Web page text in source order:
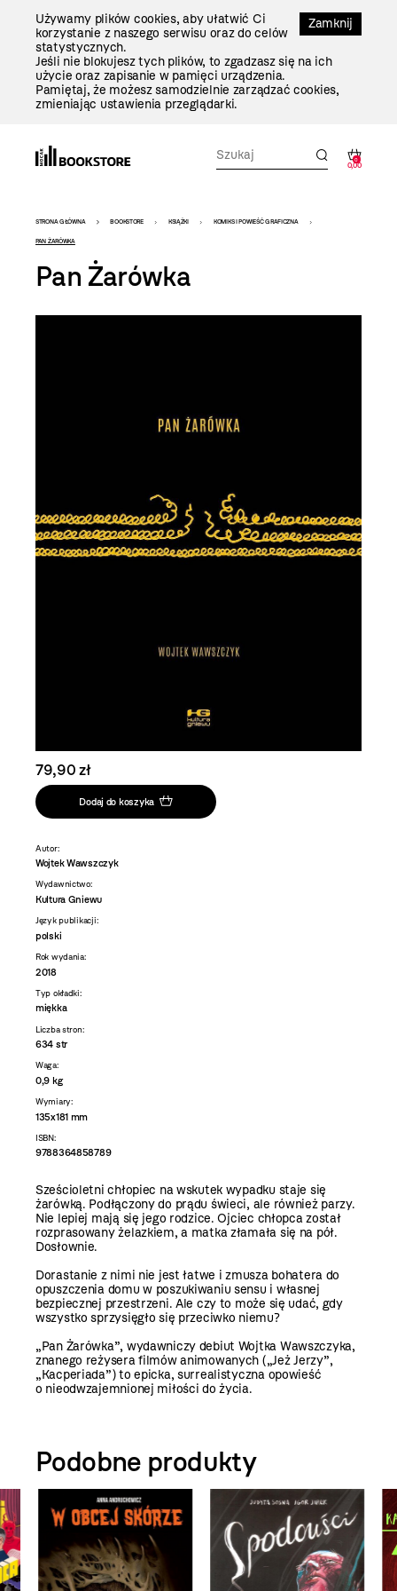
Zamknij
Używamy plików cookies, aby ułatwić Ci
korzystanie z naszego serwisu oraz do celów
statystycznych.
Jeśli nie blokujesz tych plików, to zgadzasz się na ich
użycie oraz zapisanie w pamięci urządzenia.
Pamiętaj, że możesz samodzielnie zarządzać cookies,
zmieniając ustawienia przeglądarki.
0
0,00
Bookstore
-
szablon
STRONA GŁÓWNA BOOKSTORE KSIĄŻKI KOMIKS I POWIEŚĆ GRAFICZNA
PAN ŻARÓWKA
Pan Żarówka
79,90 zł
Dodaj do koszyka
Autor:
Wojtek Wawszczyk
Wydawnictwo:
Kultura Gniewu
Język publikacji:
polski
Rok wydania:
2018
Typ okładki:
miękka
Liczba stron:
634 str
Waga:
0,9 kg
Wymiary:
135x181 mm
ISBN:
9788364858789
Sześcioletni chłopiec na wskutek wypadku staje się
żarówką. Podłączony do prądu świeci, ale również parzy.
Nie lepiej mają się jego rodzice. Ojciec chłopca został
rozprasowany żelazkiem, a matka złamała się na pół.
Dosłownie.
Dorastanie z nimi nie jest łatwe i zmusza bohatera do
opuszczenia domu w poszukiwaniu sensu i własnej
bezpiecznej przestrzeni. Ale czy to może się udać, gdy
wszystko sprzysięgło się przeciwko niemu?
„Pan Żarówka”, wydawniczy debiut Wojtka Wawszczyka,
znanego reżysera filmów animowanych („Jeż Jerzy”,
„Kacperiada”) to epicka, surrealistyczna opowieść
o nieodwzajemnionej miłości do życia.
Podobne produkty